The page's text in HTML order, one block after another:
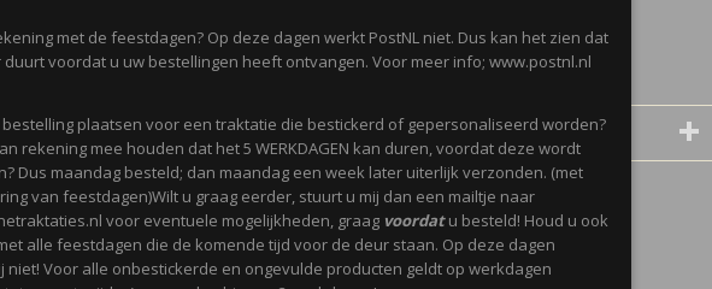
Let op! Niet geschikt onder drie jaar
Reacties
Save
met de feestdagen? Op deze dagen werkt PostNL niet. Dus kan het zien dat
duurt voordat u uw bestellingen heeft ontvangen. Voor meer info; www.postnl.nl
bestelling plaatsen voor een traktatie die bestickerd of gepersonaliseerd worden?
rekening mee houden dat het 5 WERKDAGEN kan duren, voordat deze wordt
Dus maandag besteld; dan maandag een week later uiterlijk verzonden. (met
van feestdagen)Wilt u graag eerder, stuurt u mij dan een mailtje naar
voor eventuele mogelijkheden, graag voordatu besteld! Houd u ook
alle feestdagen die de komende tijd voor de deur staan. Op deze dagen
niet! Voor alle onbestickerde en ongevulde producten geldt op werkdagen